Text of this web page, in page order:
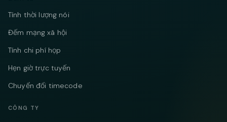
Tính thời lượng nói
Đếm mạng xã hội
Tính chi phí họp
Hẹn giờ trực tuyến
Chuyển đổi timecode
CÔNG TY